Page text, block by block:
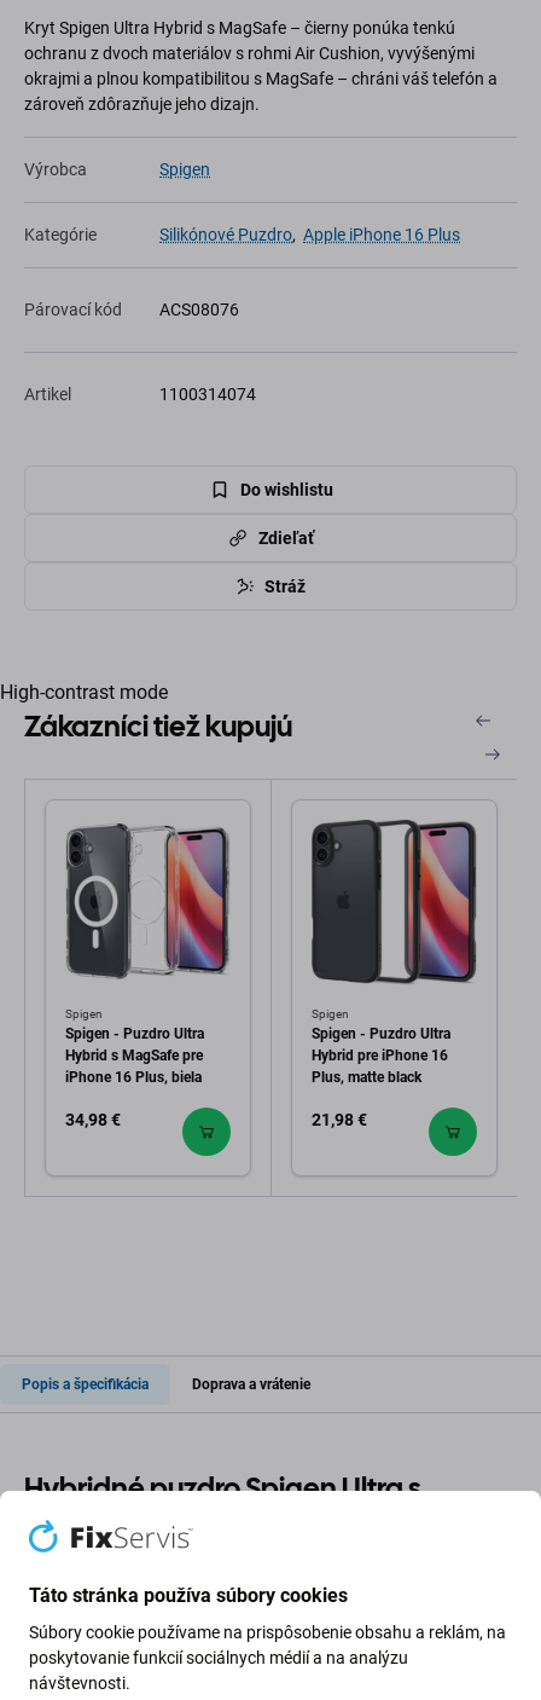
Kryt Spigen Ultra Hybrid s MagSafe – čierny ponúka tenkú
ochranu z dvoch materiálov s rohmi Air Cushion, vyvýšenými
okrajmi a plnou kompatibilitou s MagSafe – chráni váš telefón a
zároveň zdôrazňuje jeho dizajn.
Výrobca Spigen
Kategórie Silikónové Puzdro, Apple iPhone 16 Plus
Párovací kód ACS08076
Artikel 1100314074
Do wishlistu
Zdieľať
Stráž
High-contrast mode
Zákazníci tiež kupujú
Spigen
Spigen - Puzdro Ultra
Hybrid s MagSafe pre
iPhone 16 Plus, biela
34,98 €
Spigen
Spigen - Puzdro Ultra
Hybrid pre iPhone 16
Plus, matte black
21,98 €
Popis a špecifikácia Doprava a vrátenie
Hybridné puzdro Spigen Ultra s
MagSafe – čierne
Kryt Spigen Ultra Hybrid s MagSafe kombinuje elegantný
dizajn so spoľahlivou ochranou a zároveň podporuje
funkčnosť MagSafe. Hybridná konštrukcia – pevná
polykarbonátová zadná strana a flexibilný TPU rám –
Táto stránka používa súbory cookies
Súbory cookie používame na prispôsobenie obsahu a reklám, na
poskytovanie funkcií sociálnych médií a na analýzu
návštevnosti.